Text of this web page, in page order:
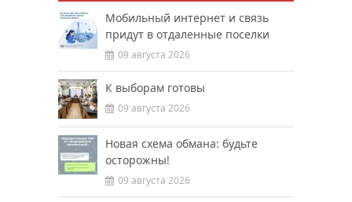
Мобильный интернет и связь
придут в отдаленные поселки
09 августа 2026
К выборам готовы
09 августа 2026
Новая схема обмана: будьте
осторожны!
09 августа 2026